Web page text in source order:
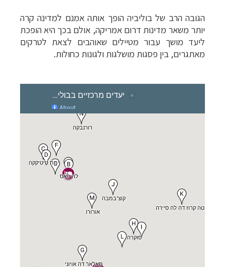
הגובה הרב של בוליביה הופך אותה אמנם למדינה קרה
יותר משאר מדינות דרום אמריקה, אולם בכך היא הופכת
ליעד מושך עבור מטיילים שאוהבים לצאת לטרקים
מאתגרים, בין פסגות מושלגות ולגונות כחולות.
תכנוןטיולים לצפון אמריקהלחצו לרשימת היעדים »
לחצו לרשימת היעדים »